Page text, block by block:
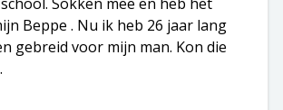
Beppe . Nu ik heb 26 jaar lang
gebreid voor mijn man. Kon die